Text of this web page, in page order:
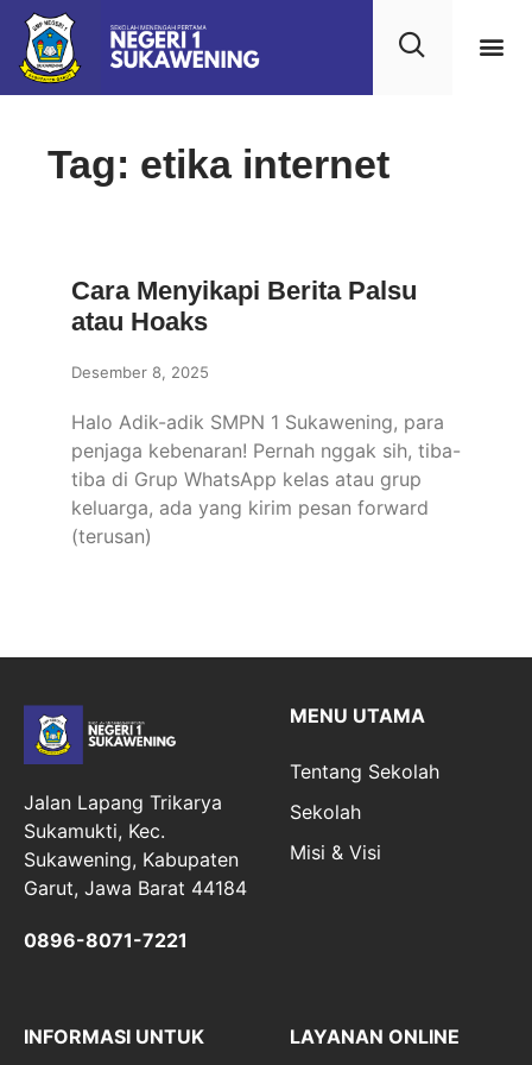
Tag: etika internet
Cara Menyikapi Berita Palsu
atau Hoaks
Desember 8, 2025
Halo Adik-adik SMPN 1 Sukawening, para
penjaga kebenaran! Pernah nggak sih, tiba-
tiba di Grup WhatsApp kelas atau grup
keluarga, ada yang kirim pesan forward
(terusan)
Jalan Lapang Trikarya
Sukamukti, Kec.
Sukawening, Kabupaten
Garut, Jawa Barat 44184
0896-8071-7221
MENU UTAMA
Tentang Sekolah
Sekolah
Misi & Visi
INFORMASI UNTUK LAYANAN ONLINE